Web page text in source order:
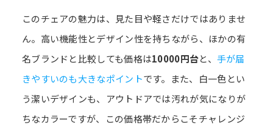
このチェアの魅力は、見た目や軽さだけではありませ
ん。高い機能性とデザイン性を持ちながら、ほかの有
名ブランドと比較しても価格は10000円台と、 手が届
きやすいのも大きなポイントです。また、白一色とい
う潔いデザインも、アウトドアでは汚れが気になりが
ちなカラーですが、この価格帯だからこそチャレンジ